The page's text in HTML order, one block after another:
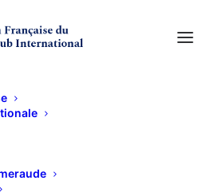
avec Emma
Louis